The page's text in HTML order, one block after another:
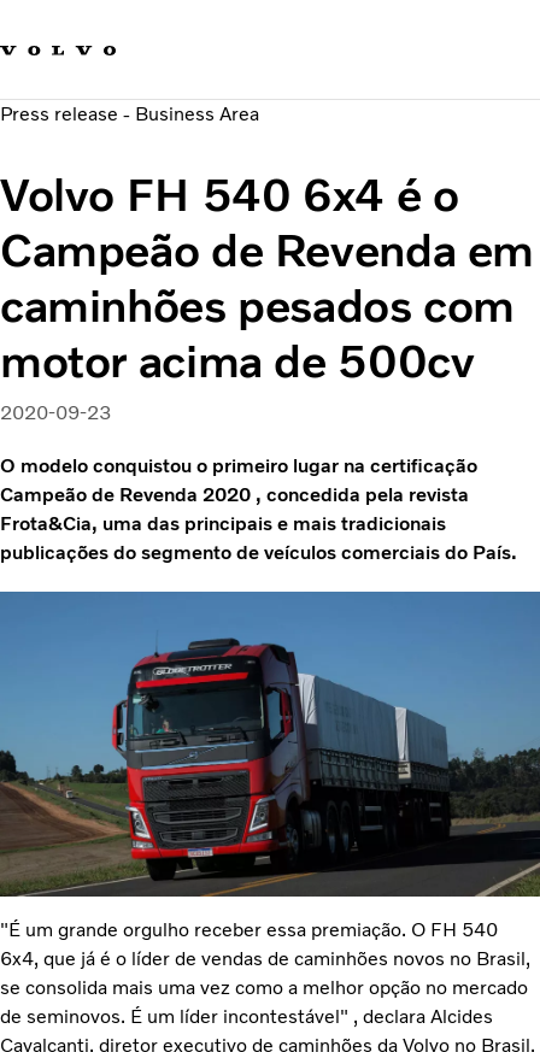
Carreira
Sustentabilidade e Segurança
Press release - Business Area
Volvo FH 540 6x4 é o
Campeão de Revenda em
caminhões pesados com
motor acima de 500cv
2020-09-23
O modelo conquistou o primeiro lugar na certificação
Campeão de Revenda 2020 , concedida pela revista
Frota&Cia, uma das principais e mais tradicionais
publicações do segmento de veículos comerciais do País.
"É um grande orgulho receber essa premiação. O FH 540
6x4, que já é o líder de vendas de caminhões novos no Brasil,
se consolida mais uma vez como a melhor opção no mercado
de seminovos. É um líder incontestável" , declara Alcides
Cavalcanti, diretor executivo de caminhões da Volvo no Brasil.